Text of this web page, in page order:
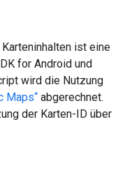
ist eine
for Android und
wird die Nutzung
Maps“ abgerechnet.
der Karten-ID über